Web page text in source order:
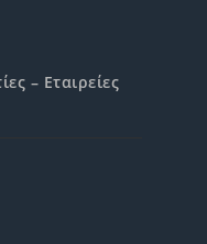
– Εταιρείες